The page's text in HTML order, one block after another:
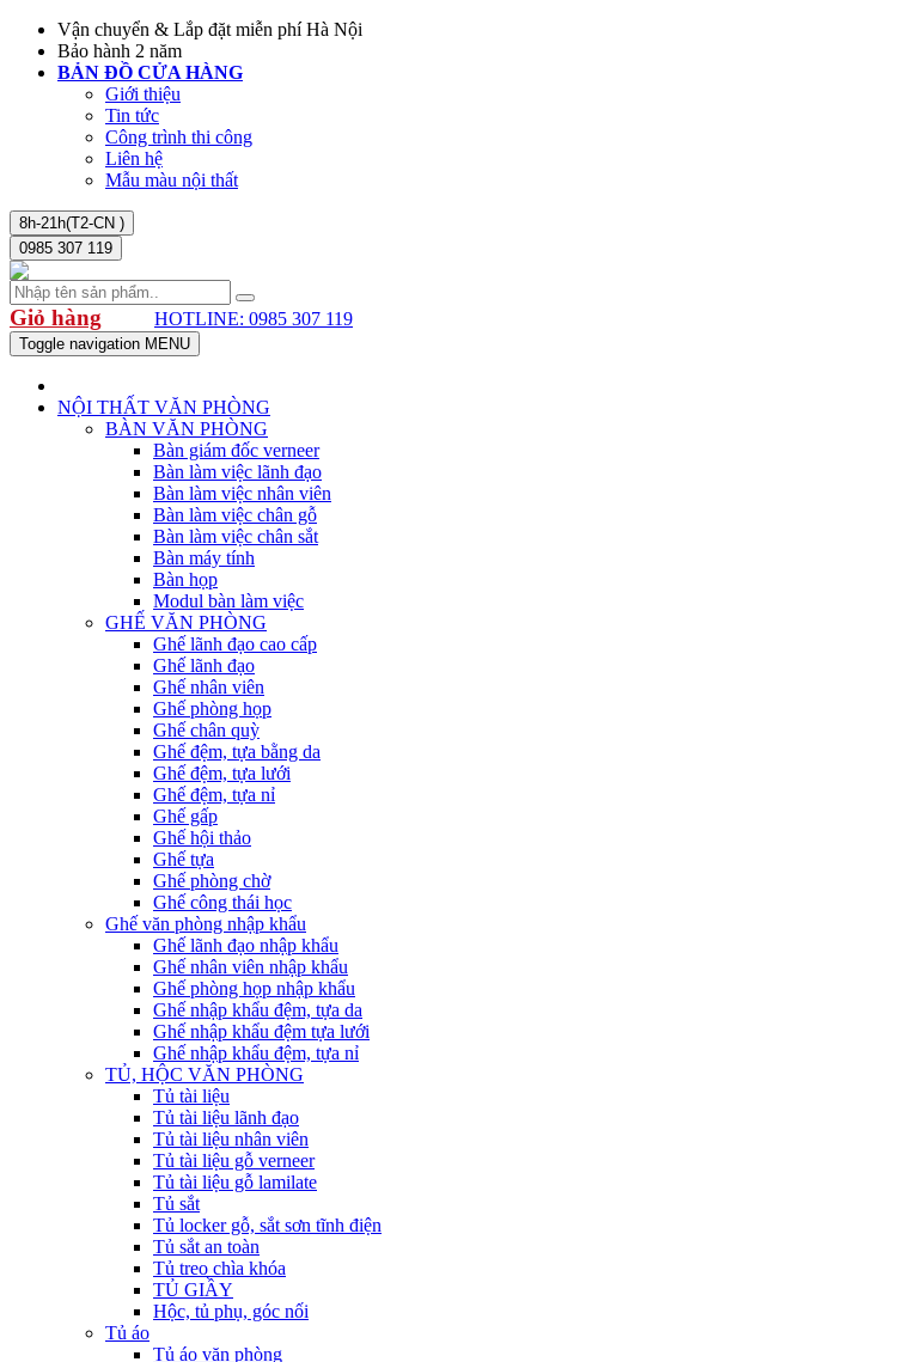
Vận chuyển & Lắp đặt miễn phí Hà Nội
Bảo hành 2 năm
BẢN ĐỒ CỬA HÀNG
Giới thiệu
Tin tức
Công trình thi công
Liên hệ
Mẫu màu nội thất
8h-21h(T2-CN )
0985 307 119
Giỏ hàng HOTLINE: 0985 307 119
Toggle navigation MENU
NỘI THẤT VĂN PHÒNG
BÀN VĂN PHÒNG
Bàn giám đốc verneer
Bàn làm việc lãnh đạo
Bàn làm việc nhân viên
Bàn làm việc chân gỗ
Bàn làm việc chân sắt
Bàn máy tính
Bàn họp
Modul bàn làm việc
GHẾ VĂN PHÒNG
Ghế lãnh đạo cao cấp
Ghế lãnh đạo
Ghế nhân viên
Ghế phòng họp
Ghế chân quỳ
Ghế đệm, tựa bằng da
Ghế đệm, tựa lưới
Ghế đệm, tựa nỉ
Ghế gấp
Ghế hội thảo
Ghế tựa
Ghế phòng chờ
Ghế công thái học
Ghế văn phòng nhập khẩu
Ghế lãnh đạo nhập khẩu
Ghế nhân viên nhập khẩu
Ghế phòng họp nhập khẩu
Ghế nhập khẩu đệm, tựa da
Ghế nhập khẩu đệm tựa lưới
Ghế nhập khẩu đệm, tựa nỉ
TỦ, HỘC VĂN PHÒNG
Tủ tài liệu
Tủ tài liệu lãnh đạo
Tủ tài liệu nhân viên
Tủ tài liệu gỗ verneer
Tủ tài liệu gỗ lamilate
Tủ sắt
Tủ locker gỗ, sắt sơn tĩnh điện
Tủ sắt an toàn
Tủ treo chìa khóa
TỦ GIẦY
Hộc, tủ phụ, góc nối
Tủ áo
Tủ áo văn phòng